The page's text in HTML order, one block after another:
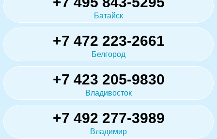
Батайск
+7 472 223-2661
Белгород
+7 423 205-9830
Владивосток
+7 492 277-3989
Владимир